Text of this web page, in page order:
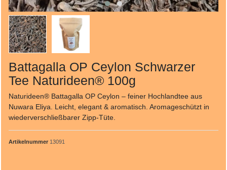
Battagalla OP Ceylon Schwarzer
Tee Naturideen® 100g
Naturideen® Battagalla OP Ceylon – feiner Hochlandtee aus
Nuwara Eliya. Leicht, elegant & aromatisch. Aromageschützt in
wiederverschließbarer Zipp-Tüte.
Artikelnummer 13091